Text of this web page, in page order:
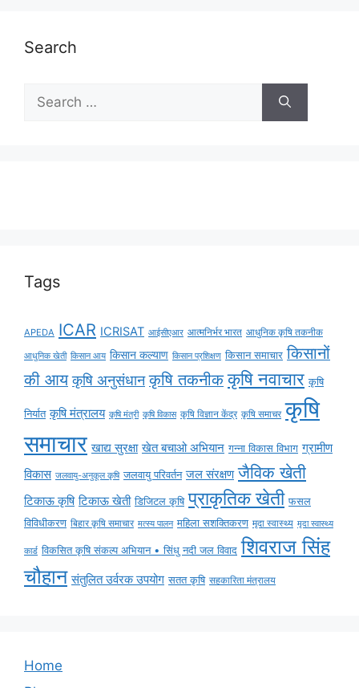
Search
Tags
APEDA ICAR ICRISAT आईसीएआर आत्मनिर्भर भारत आधुनिक कृषि तकनीक
आधुनिक खेती किसान आय किसान कल्याण किसान प्रशिक्षण किसान समाचार किसानों
की आय कृषि अनुसंधान कृषि तकनीक कृषि नवाचार कृषि
निर्यात कृषि मंत्रालय कृषि मंत्री कृषि विकास कृषि विज्ञान केंद्र कृषि समाचर कृषि
समाचार खाद्य सुरक्षा खेत बचाओ अभियान गन्ना विकास विभाग ग्रामीण
विकास जलवायु-अनुकूल कृषि जलवायु परिवर्तन जल संरक्षण जैविक खेती
टिकाऊ कृषि टिकाऊ खेती डिजिटल कृषि प्राकृतिक खेती फसल
विविधीकरण बिहार कृषि समाचार मत्स्य पालन महिला सशक्तिकरण मृदा स्वास्थ्य मृदा स्वास्थ्य
कार्ड विकसित कृषि संकल्प अभियान • सिंधु नदी जल विवाद शिवराज सिंह
चौहान संतुलित उर्वरक उपयोग सतत कृषि सहकारिता मंत्रालय
Home